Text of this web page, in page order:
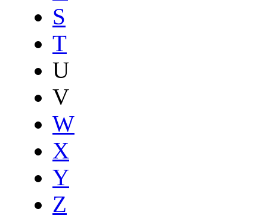
S
T
U
V
W
X
Y
Z